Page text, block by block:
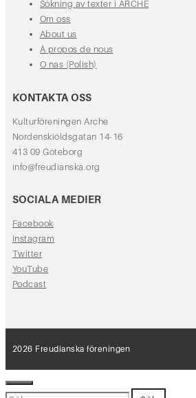
Sökning av texter i ARCHE
Om oss
About us
À propos de nous
O nas (Polish)
KONTAKTA OSS
Kulturföreningen Arche
Nordenskiöldsgatan 14-16
413 09 Göteborg
info@freudianska.org
SOCIALA MEDIER
Facebook
Instagram
Twitter
YouTube
Podcast
2026 Freudianska föreningen
Stäng